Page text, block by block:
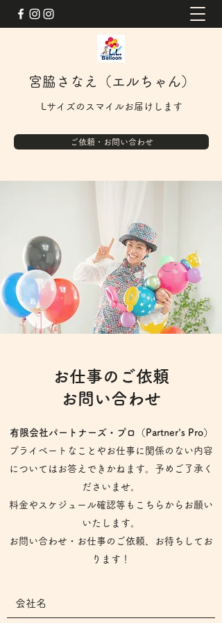
宮脇さなえ（エルちゃん）
Lサイズのスマイルお届けします
ご依頼・お問い合わせ
お仕事のご依頼
お問い合わせ
有限会社パートナーズ・プロ（Partner's Pro）
プライベートなことやお仕事に関係のない内容
についてはお答えできかねます。予めご了承く
ださいませ。
​料金やスケジュール確認等もこちらからお願い
いたします。
お問い合わせ・お仕事のご依頼、お待ちしてお
ります！